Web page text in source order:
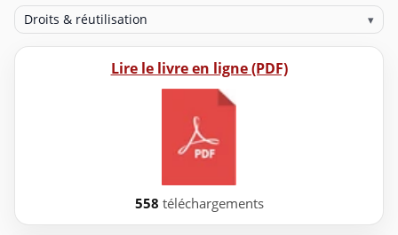
Droits & réutilisation ▾
Lire le livre en ligne (PDF)
558 téléchargements